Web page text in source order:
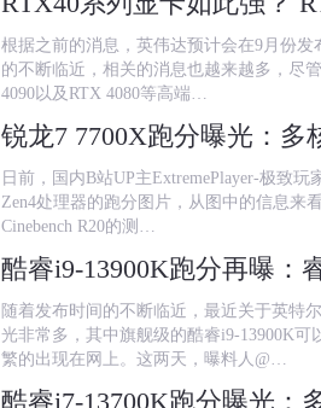
根据之前的消息，英伟达预计会在9月份
的不断临近，相关的消息也越来越多，尽
4090以及RTX 4080等高端…
日前，国内B站UP主ExtremePlayer-极致
Zen4处理器的跑分图片，从图中的信息来
Cinebench R20的测…
随着发布时间的不断临近，最近关于英特
光非常多，其中旗舰级的酷睿i9-13900K
繁的出现在网上。这两天，曝料人@…